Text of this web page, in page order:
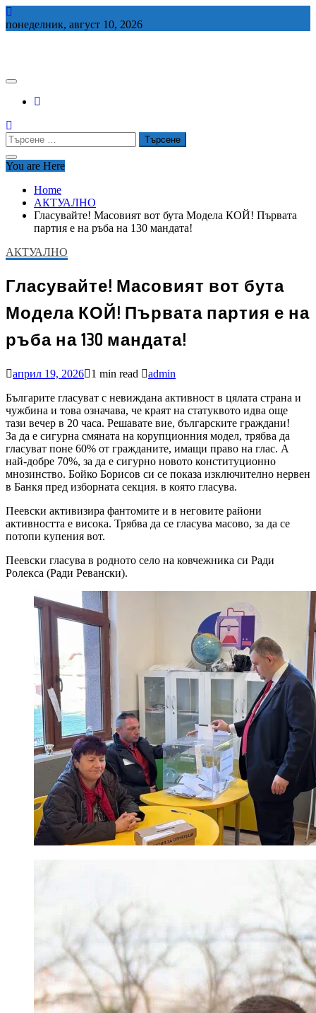
Skip
to
понеделник, август 10, 2026
Търсене
за:
You are Here
Home
АКТУАЛНО
Гласувайте! Масовият вот бута Модела КОЙ! Първата
партия е на ръба на 130 мандата!
АКТУАЛНО
Гласувайте! Масовият вот бута
Модела КОЙ! Първата партия е на
ръба на 130 мандата!
април 19, 2026 1 min read
admin
Българите гласуват с невиждана активност в цялата страна и
чужбина и това означава, че краят на статуквото идва още
тази вечер в 20 часа. Решавате вие, българските граждани!
За да е сигурна смяната на корупционния модел, трябва да
гласуват поне 60% от гражданите, имащи право на глас. А
най-добре 70%, за да е сигурно новото конституционно
мнозинство. Бойко Борисов си се показа изключително нервен
в Банкя пред изборната секция. в която гласува.
Пеевски активизира фантомите и в неговите райони
активността е висока. Трябва да се гласува масово, за да се
потопи купения вот.
Пеевски гласува в родното село на ковчежника си Ради
Ролекса (Ради Ревански).